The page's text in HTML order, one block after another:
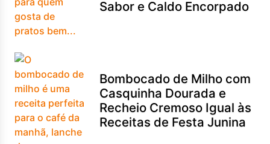
Sabor e Caldo Encorpado
Bombocado de Milho com
Casquinha Dourada e
Recheio Cremoso Igual às
Receitas de Festa Junina